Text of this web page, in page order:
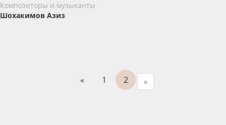
Композиторы и музыканты
Шохакимов Азиз
« 1 2 »